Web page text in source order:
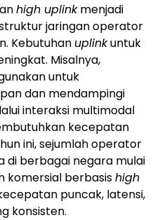
high uplinkmenjadi
jaringan operator
Kebutuhan uplinkuntuk
Misalnya,
untuk
dan mendampingi
interaksi multimodal
kecepatan
ini, sejumlah operator
di berbagai negara mulai
komersial berbasishigh
puncak, latensi,
konsisten.